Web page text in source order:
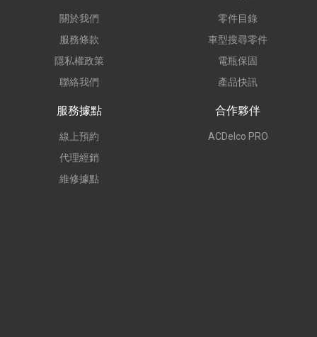
關於我們
服務條款
隱私權政策
聯絡我們
零件目錄
車型搜尋零件
電瓶保固
產品快訊
服務據點
線上預約
代理經銷
維修據點
合作夥伴
ACDelco PRO